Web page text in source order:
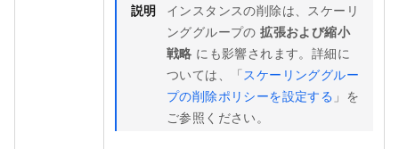
説明
インスタンスの削除は、スケーリ
ンググループの拡張および縮小
戦略 にも影響されます。詳細に
ついては、「スケーリンググルー
プの削除ポリシーを設定する 」を
ご参照ください。